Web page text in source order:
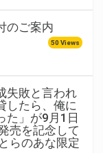
のご案内
50 Views
失敗と言われ
したら、俺に
た」が9月1日
売を記念して
らのあな限定